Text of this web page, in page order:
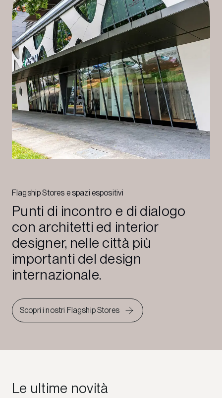
Flagship Stores e spazi espositivi
Punti di incontro e di dialogo
con architetti ed interior
designer, nelle città più
importanti del design
internazionale.
Scopri i nostri Flagship Stores
Le ultime novità